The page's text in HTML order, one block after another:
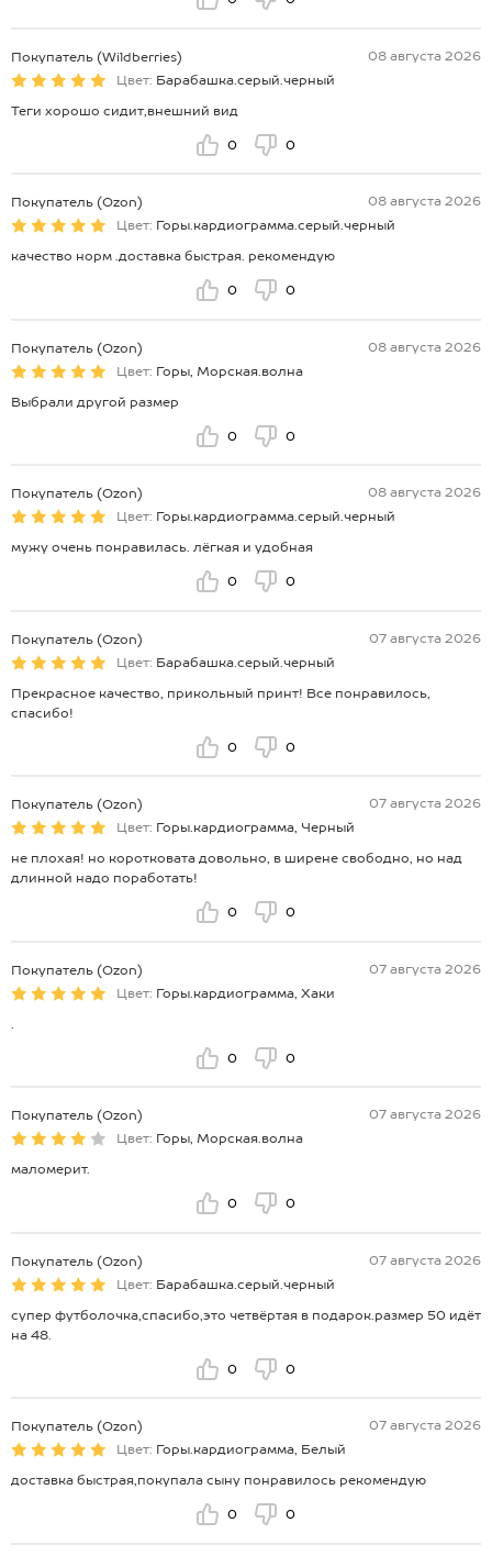
Покупатель (Wildberries)
08 августа 2026
Цвет: Барабашка.серый.черный
Теги хорошо сидит,внешний вид
0 0
Покупатель (Ozon)
08 августа 2026
Цвет: Горы.кардиограмма.серый.черный
качество норм .доставка быстрая. рекомендую
0 0
Покупатель (Ozon)
08 августа 2026
Цвет: Горы, Морская.волна
Выбрали другой размер
0 0
Покупатель (Ozon)
08 августа 2026
Цвет: Горы.кардиограмма.серый.черный
мужу очень понравилась. лёгкая и удобная
0 0
Покупатель (Ozon)
07 августа 2026
Цвет: Барабашка.серый.черный
Прекрасное качество, прикольный принт! Все понравилось,
спасибо!
0 0
Покупатель (Ozon)
07 августа 2026
Цвет: Горы.кардиограмма, Черный
не плохая! но коротковата довольно, в ширене свободно, но над
длинной надо поработать!
0 0
Покупатель (Ozon)
07 августа 2026
Цвет: Горы.кардиограмма, Хаки
0 0
Покупатель (Ozon)
07 августа 2026
Цвет: Горы, Морская.волна
маломерит.
0 0
Покупатель (Ozon)
07 августа 2026
Цвет: Барабашка.серый.черный
супер футболочка,спасибо,это четвёртая в подарок.размер 50 идёт
на 48.
0 0
Покупатель (Ozon)
07 августа 2026
Цвет: Горы.кардиограмма, Белый
доставка быстрая,покупала сыну понравилось рекомендую
0 0